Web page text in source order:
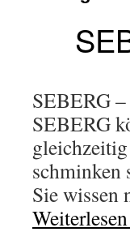
SEBERG
SEBERG
gleichzeitig
schminken
Sie wissen
Weiterlesen